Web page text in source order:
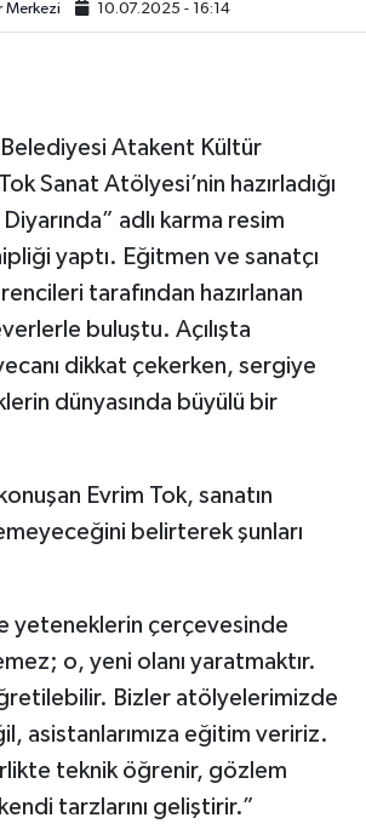
Merkezi 10.07.2025 - 16:14
Atakent Kültür
Sanat Atölyesi’nin hazırladığı
adlı karma resim
yaptı. Eğitmen ve sanatçı
tarafından hazırlanan
buluştu. Açılışta
dikkat çekerken, sergiye
dünyasında büyülü bir
Evrim Tok, sanatın
belirterek şunları
yeteneklerin çerçevesinde
o, yeni olanı yaratmaktır.
Bizler atölyelerimizde
asistanlarımıza eğitim veririz.
teknik öğrenir, gözlem
tarzlarını geliştirir.”